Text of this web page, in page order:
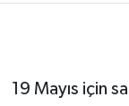
19 Mayıs için